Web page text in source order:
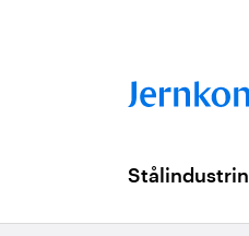
Stålindustrin